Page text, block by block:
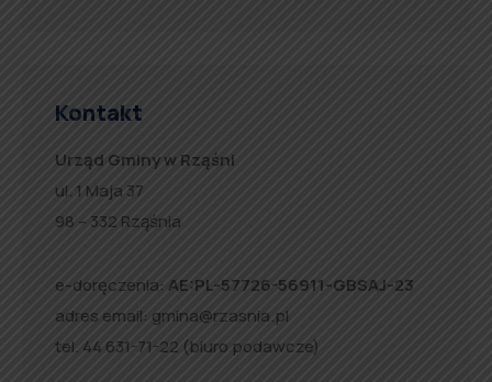
Kontakt
Urząd Gminy w Rząśni
ul. 1 Maja 37
98 – 332 Rząśnia
e-doręczenia: AE:PL-57726-56911-GBSAJ-23
adres email: gmina@rzasnia.pl
tel. 44 631-71-22 (biuro podawcze)